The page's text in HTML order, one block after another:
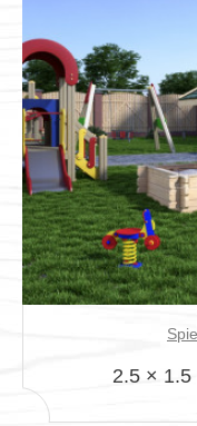
2.5 × 1.5